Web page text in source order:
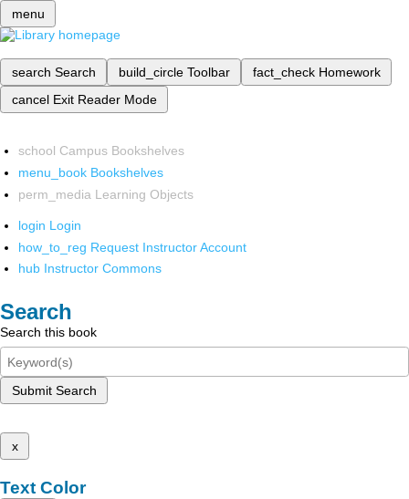
menu
search Search build_circle Toolbar fact_check Homework
cancel Exit Reader Mode
school Campus Bookshelves
menu_book Bookshelves
perm_media Learning Objects
login Login
how_to_reg Request Instructor Account
hub Instructor Commons
Search
Search this book
Submit Search
x
Text Color